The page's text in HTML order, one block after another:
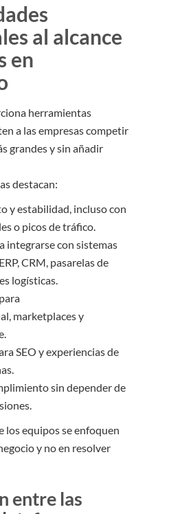
al alcance
en
herramientas
a las empresas competir
grandes y sin añadir
destacan:
y estabilidad, incluso con
o picos de tráfico.
integrarse con sistemas
CRM, pasarelas de
logísticas.
marketplaces y
SEO y experiencias de
sin depender de
los equipos se enfoquen
y no en resolver
entre las